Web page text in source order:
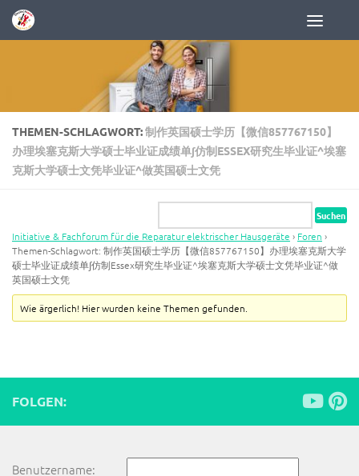
Zum Inhalt springen
THEMEN-SCHLAGWORT:制作英国硕士学历【微信857767150】
办理埃塞克斯大学硕士毕业证成绩单∫仿制ESSEX研究生毕业证^埃塞
克斯大学硕士文凭毕业证^做英国硕士文凭
Initiative & Fachforum für die Reparatur elektrischer Hausgeräte › Foren ›
Themen-Schlagwort: 制作英国硕士学历【微信857767150】办理埃塞克斯大学
硕士毕业证成绩单∫仿制Essex研究生毕业证^埃塞克斯大学硕士文凭毕业证^做
英国硕士文凭
Wie ärgerlich! Hier wurden keine Themen gefunden.
FOLGEN:
Benutzername: